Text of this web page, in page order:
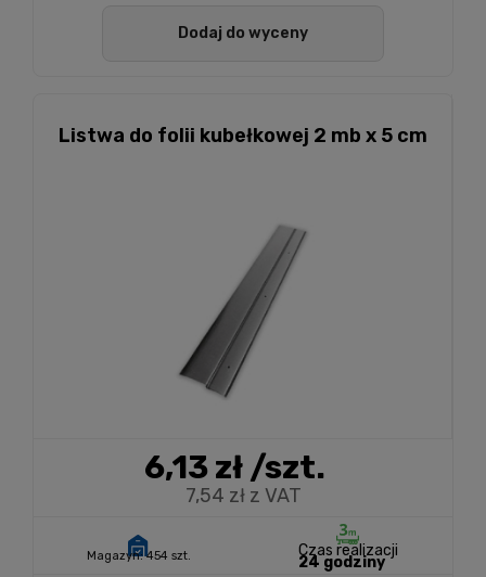
Dodaj do wyceny
Listwa do folii kubełkowej 2 mb x 5 cm
6,13 zł/szt.
7,54 zł z VAT
Magazyn: 454 szt. Czas realizacji
24 godziny